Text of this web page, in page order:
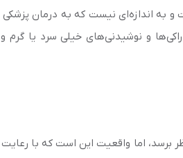
به اندازه‌ای نیست که به درمان
و نوشیدنی‌های خیلی سرد یا گرم
برسد، اما واقعیت این است که با